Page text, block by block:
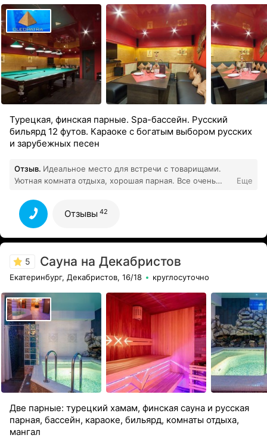
Турецкая, финская парные. Spa-бассейн. Русский
бильярд 12 футов. Караоке с богатым выбором русских
и зарубежных песен
Отзыв. Идеальное место для встречи с товарищами.
Уютная комната отдыха, хорошая парная. Все очень
настроении.
Еще
Отзывы 42
5 Сауна на Декабристов
Екатеринбург, Декабристов, 16/18 круглосуточно
Две парные: турецкий хамам, финская сауна и русская
парная, бассейн, караоке, бильярд, комнаты отдыха,
мангал